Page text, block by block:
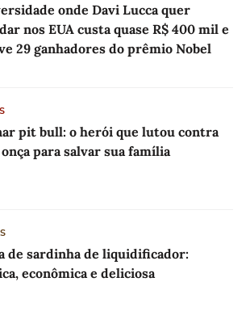
onde Davi Lucca quer
nos EUA custa quase R$ 400 mil e
29 ganhadores do prêmio Nobel
pit bull: o herói que lutou contra
para salvar sua família
de sardinha de liquidificador:
econômica e deliciosa